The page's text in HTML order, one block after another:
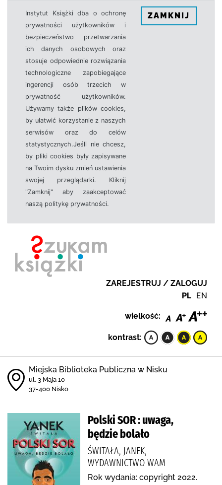
Instytut Książki dba o ochronę
prywatności użytkowników i
bezpieczeństwo przetwarzania
ich danych osobowych oraz
stosuje odpowiednie rozwiązania
technologiczne zapobiegające
ingerencji osób trzecich w
prywatność użytkowników.
Używamy także plików cookies,
by ułatwić korzystanie z naszych
serwisów oraz do celów
statystycznych.Jeśli nie chcesz,
by pliki cookies były zapisywane
na Twoim dysku zmień ustawienia
swojej przeglądarki. Kliknij
"Zamknij" aby zaakceptować
naszą politykę prywatności.
ZAMKNIJ
ZAREJESTRUJ / ZALOGUJ
PL EN
wielkość:
kontrast:
Miejska Biblioteka Publiczna w Nisku
ul. 3 Maja 10
37-400 Nisko
Polski SOR : uwaga,
będzie bolało
ŚWITAŁA, JANEK,
WYDAWNICTWO WAM
Rok wydania: copyright 2022.